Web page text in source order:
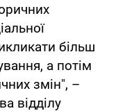
більш
а потім
змін", –
відділу